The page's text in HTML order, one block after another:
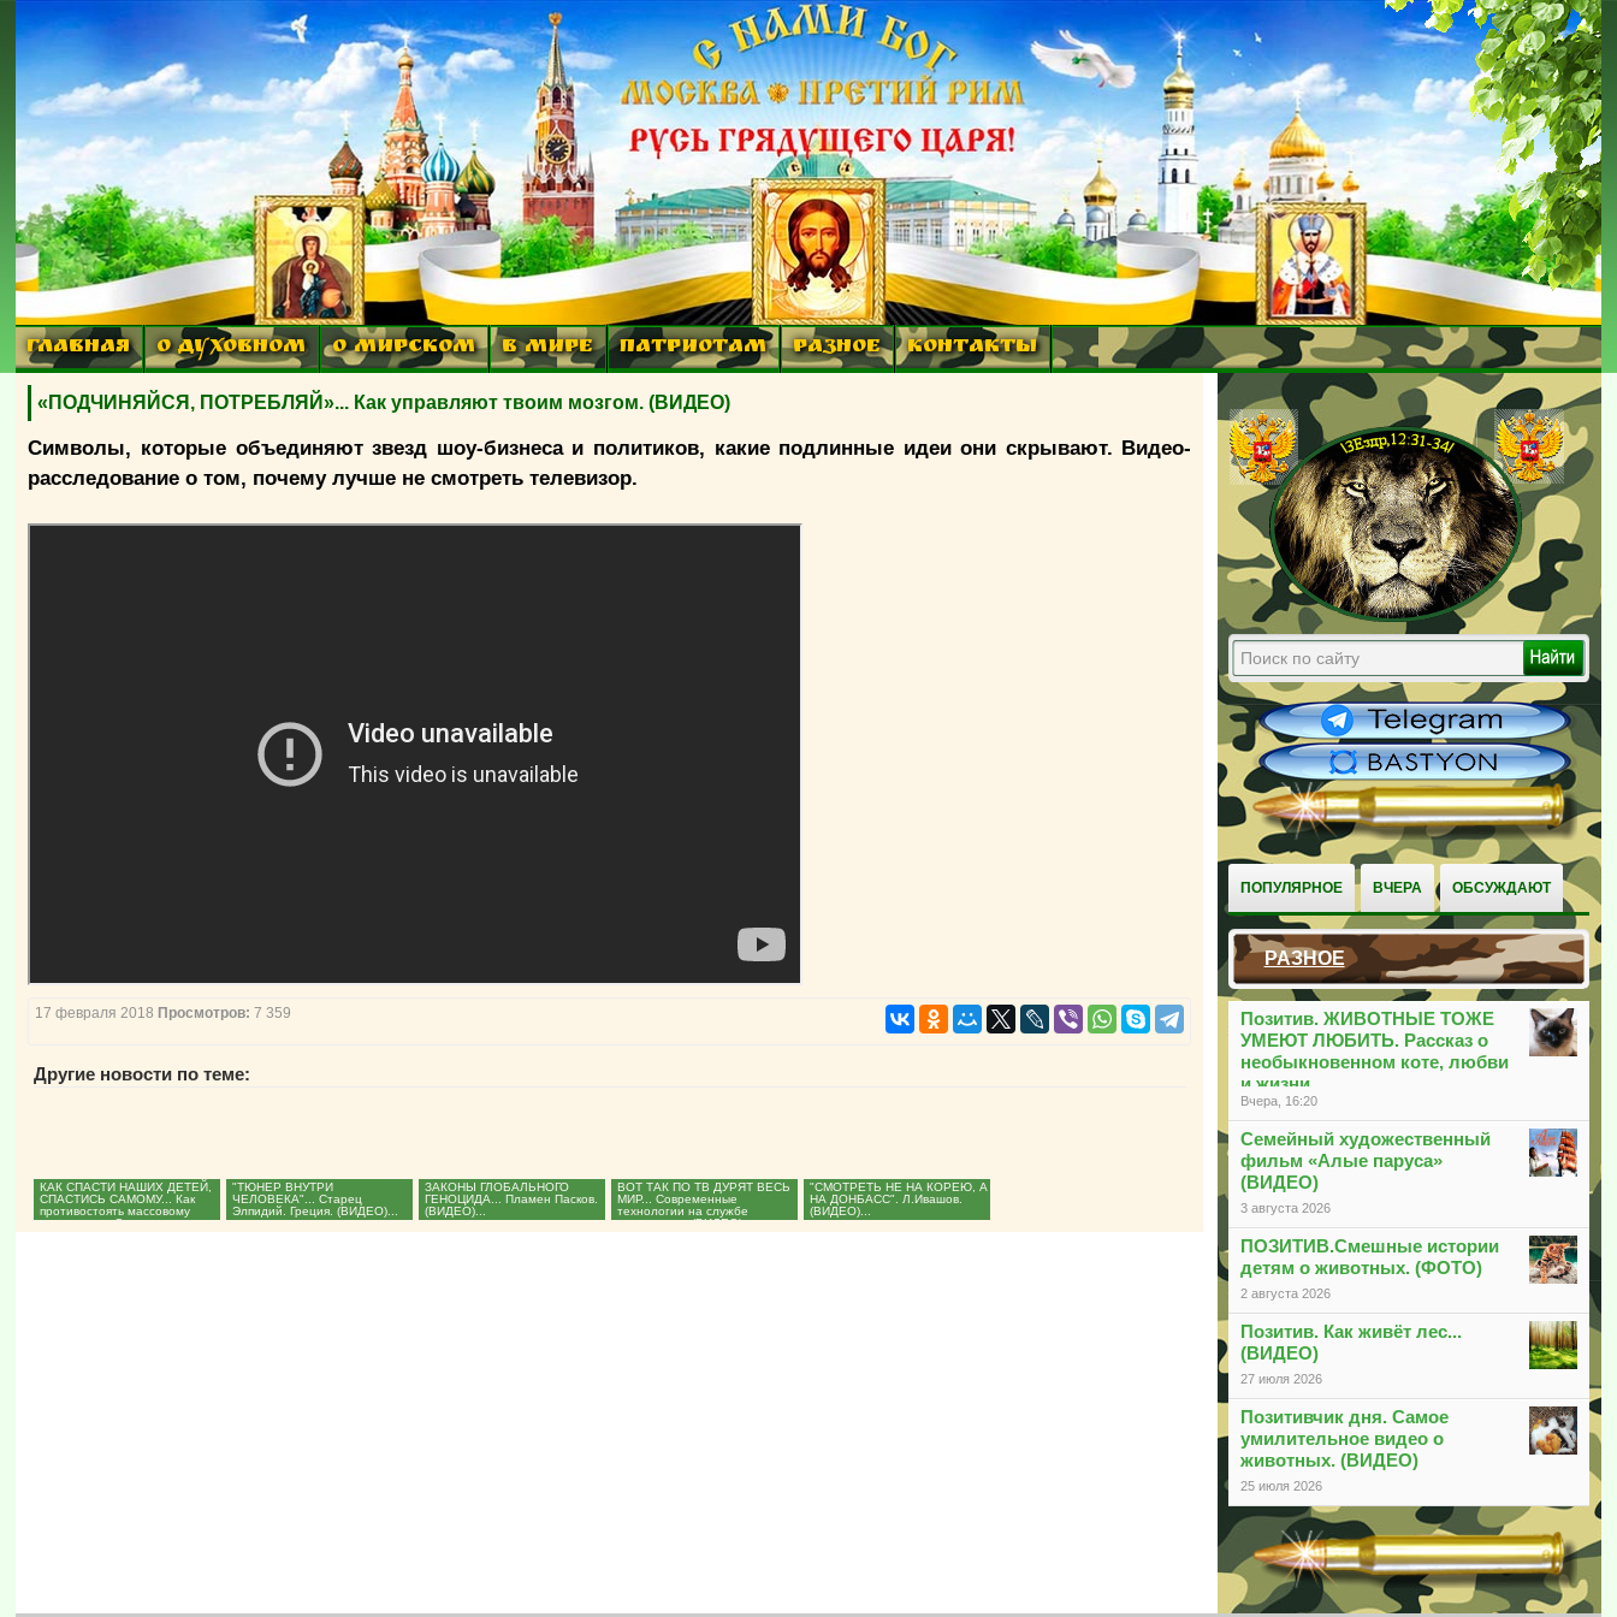
ГЛАВНАЯ О ДУХОВНОМ О МИРСКОМ В МИРЕ ПАТРИОТАМ РАЗНОЕ КОНТАКТЫ
ПОПУЛЯРНОЕ ВЧЕРА ОБСУЖДАЮТ
РАЗНОЕ
Позитив. ЖИВОТНЫЕ ТОЖЕ
УМЕЮТ ЛЮБИТЬ. Рассказ о
необыкновенном коте, любви
и жизни
Вчера, 16:20
Семейный художественный
фильм «Алые паруса»
(ВИДЕО)
3 августа 2026
ПОЗИТИВ.Смешные истории
детям о животных. (ФОТО)
2 августа 2026
Позитив. Как живёт лес...
(ВИДЕО)
27 июля 2026
Позитивчик дня. Самое
умилительное видео о
животных. (ВИДЕО)
25 июля 2026
«ПОДЧИНЯЙСЯ, ПОТРЕБЛЯЙ»... Как управляют твоим мозгом. (ВИДЕО)
Символы, которые объединяют звезд шоу-бизнеса и политиков, какие подлинные идеи они скрывают. Видео-
расследование о том, почему лучше не смотреть телевизор.
17 февраля 2018 Просмотров: 7 359
Другие новости по теме:
КАК СПАСТИ НАШИХ ДЕТЕЙ,
СПАСТИСЬ САМОМУ... Как
противостоять массовому
оккультизму. Ольга...
"ТЮНЕР ВНУТРИ
ЧЕЛОВЕКА"... Старец
Элпидий. Греция. (ВИДЕО)...
ЗАКОНЫ ГЛОБАЛЬНОГО
ГЕНОЦИДА... Пламен Пасков.
(ВИДЕО)...
ВОТ ТАК ПО ТВ ДУРЯТ ВЕСЬ
МИР... Современные
технологии на службе
антихриста. (ВИДЕО)...
"СМОТРЕТЬ НЕ НА КОРЕЮ, А
НА ДОНБАСС". Л.Ивашов.
(ВИДЕО)...